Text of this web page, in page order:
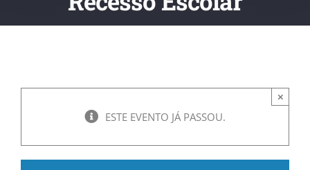
ESTE EVENTO JÁ PASSOU.
×